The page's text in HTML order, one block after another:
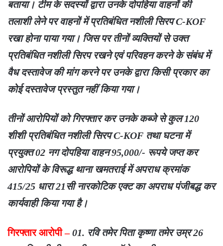
बताया। टीम के सदस्यों द्वारा उनके दोपहिया वाहनों की
तलाशी लेने पर वाहनों में प्रतिबंधित नशीली सिरप C-KOF
रखा होना पाया गया। जिस पर तीनों व्यक्तियों से उक्त
प्रतिबंधित नशीली सिरप रखने एवं परिवहन करने के संबंध में
वैध दस्तावेज की मांग करने पर उनके द्वारा किसी प्रकार का
कोई दस्तावेज प्रस्तुत नहीं किया गया।
तीनों आरोपियों को गिरफ्तार कर उनके कब्जे से कुल 120
शीशी प्रतिबंधित नशीली सिरप C-KOF तथा घटना में
प्रयुक्त 02 नग दोपहिया वाहन 95,000/- रूपये जप्त कर
आरोपियों के विरूद्ध थाना खमतराई में अपराध क्रमांक
415/25 धारा 21सी नारकोटिक एक्ट का अपराध पंजीबद्ध कर
कार्यवाही किया गया है।
गिरफ्तार आरोपी –01. रवि तमेर पिता कृष्णा तमेर उम्र 26